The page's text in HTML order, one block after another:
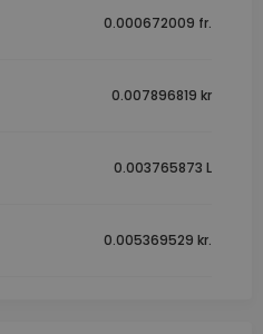
0.000672009 fr.
0.007896819 kr
0.003765873 L
0.005369529 kr.